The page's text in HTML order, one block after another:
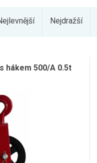
Nejdražší
hákem 500/A 0.5t